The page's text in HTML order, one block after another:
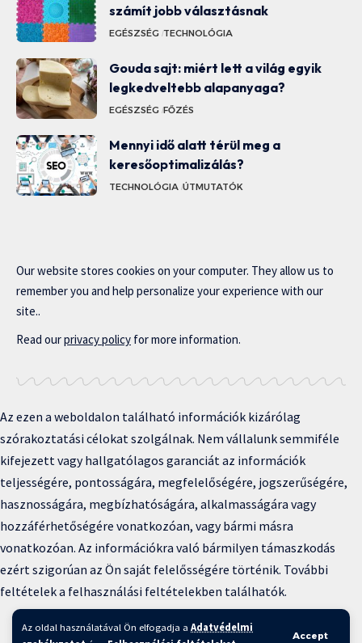
Az oldal használatával Ön elfogadja a Adatvédelmi
Accept
számít jobb választásnak
EGÉSZSÉG TECHNOLÓGIA
Gouda sajt: miért lett a világ egyik
legkedveltebb alapanyaga?
EGÉSZSÉG FŐZÉS
Mennyi idő alatt térül meg a
keresőoptimalizálás?
TECHNOLÓGIA ÚTMUTATÓK
Our website stores cookies on your computer. They allow us to
remember you and help personalize your experience with our
site..
Read ourprivacy policy for more information.
Az ezen a weboldalon található információk kizárólag
szórakoztatási célokat szolgálnak. Nem vállalunk semmiféle
kifejezett vagy hallgatólagos garanciát az információk
teljességére, pontosságára, megfelelőségére, jogszerűségére,
hasznosságára, megbízhatóságára, alkalmasságára vagy
hozzáférhetőségére vonatkozóan, vagy bármi másra
vonatkozóan. Az információkra való bármilyen támaszkodás
ezért szigorúan az Ön saját felelősségére történik. További
feltételek a felhasználási feltételekben találhatók.
Copyright © 2025 BFKH.hu